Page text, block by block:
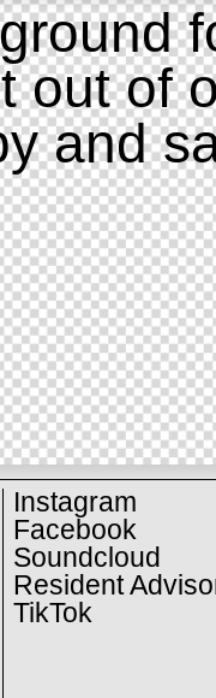
out of
and
Instagram
Facebook
Soundcloud
Resident
TikTok